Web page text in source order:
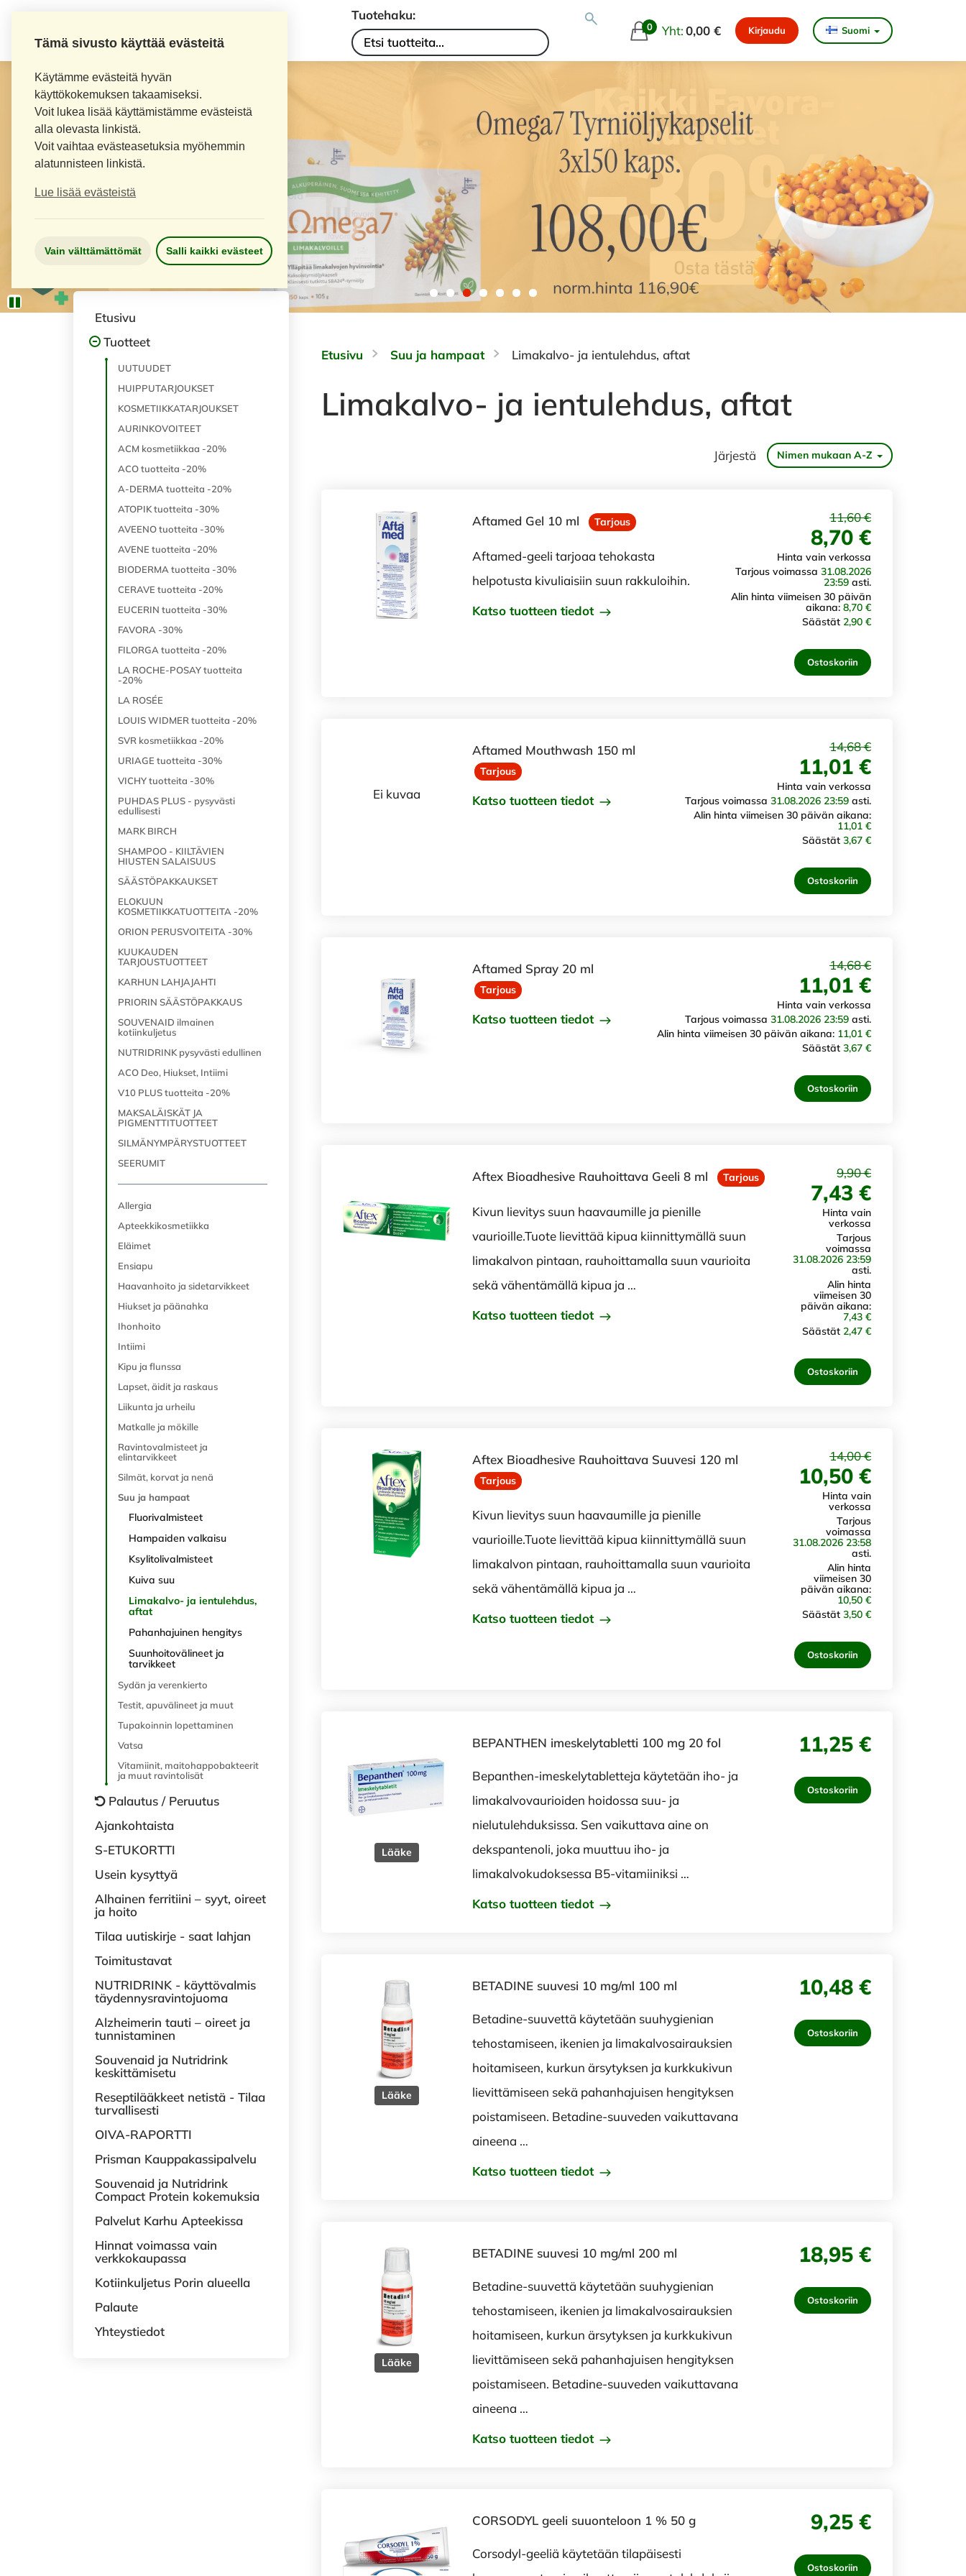
Tämä sivusto käyttää evästeitä
Käytämme evästeitä hyvän
käyttökokemuksen takaamiseksi.
Voit lukea lisää käyttämistämme evästeistä
alla olevasta linkistä.
Voit vaihtaa evästeasetuksia myöhemmin
alatunnisteen linkistä.
Lue lisää evästeistä
Vain välttämättömät Salli kaikki evästeet
Tuotehaku:
0 Yht:0,00 € Kirjaudu Suomi
Etusivu
Tuotteet
UUTUUDET
HUIPPUTARJOUKSET
KOSMETIIKKATARJOUKSET
AURINKOVOITEET
ACM kosmetiikkaa -20%
ACO tuotteita -20%
A-DERMA tuotteita -20%
ATOPIK tuotteita -30%
AVEENO tuotteita -30%
AVENE tuotteita -20%
BIODERMA tuotteita -30%
CERAVE tuotteita -20%
EUCERIN tuotteita -30%
FAVORA -30%
FILORGA tuotteita -20%
LA ROCHE-POSAY tuotteita
-20%
LA ROSÉE
LOUIS WIDMER tuotteita -20%
SVR kosmetiikkaa -20%
URIAGE tuotteita -30%
VICHY tuotteita -30%
PUHDAS PLUS - pysyvästi
edullisesti
MARK BIRCH
SHAMPOO - KIILTÄVIEN
HIUSTEN SALAISUUS
SÄÄSTÖPAKKAUKSET
ELOKUUN
KOSMETIIKKATUOTTEITA -20%
ORION PERUSVOITEITA -30%
KUUKAUDEN
TARJOUSTUOTTEET
KARHUN LAHJAJAHTI
PRIORIN SÄÄSTÖPAKKAUS
SOUVENAID ilmainen
kotiinkuljetus
NUTRIDRINK pysyvästi edullinen
ACO Deo, Hiukset, Intiimi
V10 PLUS tuotteita -20%
MAKSALÄISKÄT JA
PIGMENTTITUOTTEET
SILMÄNYMPÄRYSTUOTTEET
SEERUMIT
Allergia
Apteekkikosmetiikka
Eläimet
Ensiapu
Haavanhoito ja sidetarvikkeet
Hiukset ja päänahka
Ihonhoito
Intiimi
Kipu ja flunssa
Lapset, äidit ja raskaus
Liikunta ja urheilu
Matkalle ja mökille
Ravintovalmisteet ja
elintarvikkeet
Silmät, korvat ja nenä
Suu ja hampaat
Fluorivalmisteet
Hampaiden valkaisu
Ksylitolivalmisteet
Kuiva suu
Limakalvo- ja ientulehdus,
aftat
Pahanhajuinen hengitys
Suunhoitovälineet ja
tarvikkeet
Sydän ja verenkierto
Testit, apuvälineet ja muut
Tupakoinnin lopettaminen
Vatsa
Vitamiinit, maitohappobakteerit
ja muut ravintolisät
Palautus / Peruutus
Ajankohtaista
S-ETUKORTTI
Usein kysyttyä
Alhainen ferritiini – syyt, oireet
ja hoito
Tilaa uutiskirje - saat lahjan
Toimitustavat
NUTRIDRINK - käyttövalmis
täydennysravintojuoma
Alzheimerin tauti – oireet ja
tunnistaminen
Souvenaid ja Nutridrink
keskittämisetu
Reseptilääkkeet netistä - Tilaa
turvallisesti
OIVA-RAPORTTI
Prisman Kauppakassipalvelu
Souvenaid ja Nutridrink
Compact Protein kokemuksia
Palvelut Karhu Apteekissa
Hinnat voimassa vain
verkkokaupassa
Kotiinkuljetus Porin alueella
Palaute
Yhteystiedot
Etusivu Suu ja hampaat Limakalvo- ja ientulehdus, aftat
Limakalvo- ja ientulehdus, aftat
Järjestä Nimen mukaan A-Z
Aftamed Gel 10 ml Tarjous
Aftamed-geeli tarjoaa tehokasta
helpotusta kivuliaisiin suun rakkuloihin.
Katso tuotteen tiedot
11,60 €
8,70 €
Hinta vain verkossa
Tarjous voimassa 31.08.2026
23:59 asti.
Alin hinta viimeisen 30 päivän
aikana: 8,70 €
Säästät 2,90 €
Ostoskoriin
Ei kuvaa
Aftamed Mouthwash 150 ml
Tarjous
Katso tuotteen tiedot
14,68 €
11,01 €
Hinta vain verkossa
Tarjous voimassa 31.08.2026 23:59 asti.
Alin hinta viimeisen 30 päivän aikana:
11,01 €
Säästät 3,67 €
Ostoskoriin
Aftamed Spray 20 ml
Tarjous
Katso tuotteen tiedot
14,68 €
11,01 €
Hinta vain verkossa
Tarjous voimassa 31.08.2026 23:59 asti.
Alin hinta viimeisen 30 päivän aikana: 11,01 €
Säästät 3,67 €
Ostoskoriin
Aftex Bioadhesive Rauhoittava Geeli 8 ml Tarjous
Kivun lievitys suun haavaumille ja pienille
vaurioille.Tuote lievittää kipua kiinnittymällä suun
limakalvon pintaan, rauhoittamalla suun vaurioita
sekä vähentämällä kipua ja …
Katso tuotteen tiedot
9,90 €
7,43 €
Hinta vain
verkossa
Tarjous
voimassa
31.08.2026 23:59
asti.
Alin hinta
viimeisen 30
päivän aikana:
7,43 €
Säästät 2,47 €
Ostoskoriin
Aftex Bioadhesive Rauhoittava Suuvesi 120 ml
Tarjous
Kivun lievitys suun haavaumille ja pienille
vaurioille.Tuote lievittää kipua kiinnittymällä suun
limakalvon pintaan, rauhoittamalla suun vaurioita
sekä vähentämällä kipua ja …
Katso tuotteen tiedot
14,00 €
10,50 €
Hinta vain
verkossa
Tarjous
voimassa
31.08.2026 23:58
asti.
Alin hinta
viimeisen 30
päivän aikana:
10,50 €
Säästät 3,50 €
Ostoskoriin
Lääke
BEPANTHEN imeskelytabletti 100 mg 20 fol
Bepanthen-imeskelytabletteja käytetään iho- ja
limakalvovaurioiden hoidossa suu- ja
nielutulehduksissa. Sen vaikuttava aine on
dekspantenoli, joka muuttuu iho- ja
limakalvokudoksessa B5-vitamiiniksi …
Katso tuotteen tiedot
11,25 €
Ostoskoriin
Lääke
BETADINE suuvesi 10 mg/ml 100 ml
Betadine-suuvettä käytetään suuhygienian
tehostamiseen, ikenien ja limakalvosairauksien
hoitamiseen, kurkun ärsytyksen ja kurkkukivun
lievittämiseen sekä pahanhajuisen hengityksen
poistamiseen. Betadine-suuveden vaikuttavana
aineena …
Katso tuotteen tiedot
10,48 €
Ostoskoriin
Lääke
BETADINE suuvesi 10 mg/ml 200 ml
Betadine-suuvettä käytetään suuhygienian
tehostamiseen, ikenien ja limakalvosairauksien
hoitamiseen, kurkun ärsytyksen ja kurkkukivun
lievittämiseen sekä pahanhajuisen hengityksen
poistamiseen. Betadine-suuveden vaikuttavana
aineena …
Katso tuotteen tiedot
18,95 €
Ostoskoriin
CORSODYL geeli suuonteloon 1 % 50 g
Corsodyl-geeliä käytetään tilapäisesti
9,25 €
Ostoskoriin